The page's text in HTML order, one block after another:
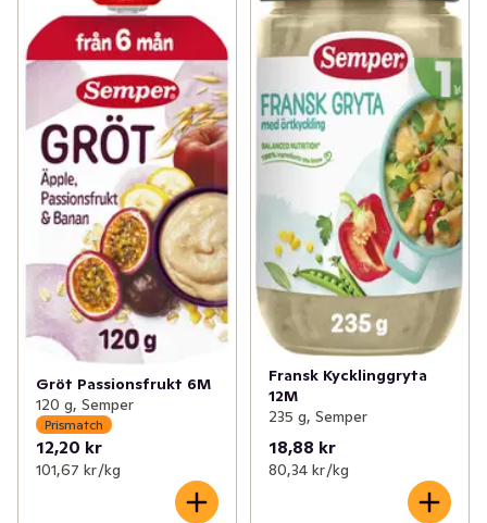
Gröt Passionsfrukt 6M
120 g, Semper
Prismatch
12,20 kr
101,67 kr /kg
Fransk Kycklinggryta
12M
235 g, Semper
18,88 kr
80,34 kr /kg